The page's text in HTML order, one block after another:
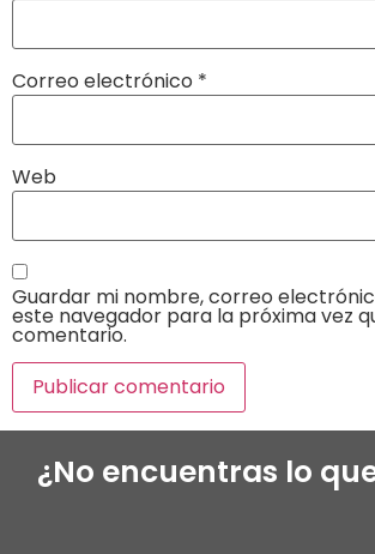
Correo electrónico *
Web
Guardar mi nombre, correo
este navegador para la próxima vez
comentario.
¿No encuentras lo